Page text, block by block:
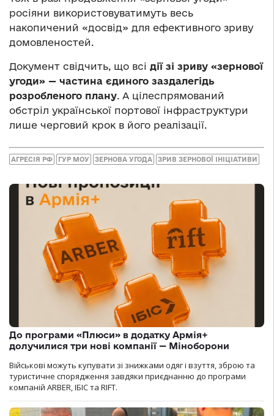
росіяни використовуватимуть весь
накопичений «досвід» для ефективного зриву
домовленостей.
Документ свідчить, що всі дії зі зриву «зернової
угоди» — частина єдиного заздалегідь
розробленого плану. А цілеспрямований
обстріл української портової інфраструктури
лише черговий крок в його реалізації.
АГРЕСІЯ РФ ГУР МОУ ЗЕРНОВА УГОДА ЗРИВ ЗЕРНОВОЇ ІНІЦІАТИВИ
До програми «Плюси» в додатку Армія+
долучилися три нові компанії — Міноборони
Військові можуть купувати зі знижками одяг і взуття, зброю та
туристичне спорядження завдяки приєднанню до програми
компаній ARBER, ІБІС та RIFT.